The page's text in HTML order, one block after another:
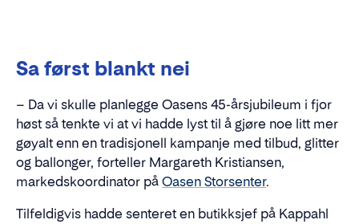
Sa først blankt nei
– Da vi skulle planlegge Oasens 45-årsjubileum i fjor
høst så tenkte vi at vi hadde lyst til å gjøre noe litt mer
gøyalt enn en tradisjonell kampanje med tilbud, glitter
og ballonger, forteller Margareth Kristiansen,
markedskoordinator på Oasen Storsenter.
Tilfeldigvis hadde senteret en butikksjef på Kappahl